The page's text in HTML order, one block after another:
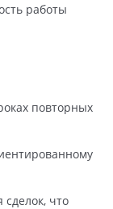
работы
повторных
сделок, что